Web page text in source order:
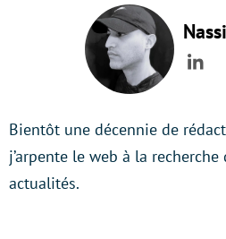
Bientôt une décennie de
j’arpente le web à la
actualités.